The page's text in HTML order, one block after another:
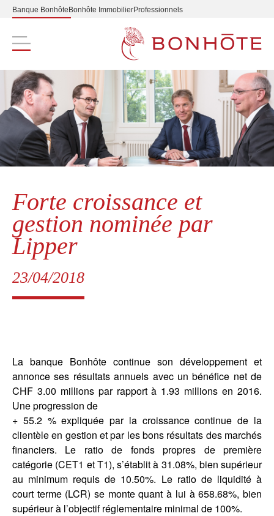
Banque Bonhôte Bonhôte ImmobilierProfessionnels
Navigation principale
Forte croissance et
gestion nominée par
Lipper
23/04/2018
La banque Bonhôte continue son développement et
annonce ses résultats annuels avec un bénéfice net de
CHF 3.00 millions par rapport à 1.93 millions en 2016.
Une progression de
+ 55.2 % expliquée par la croissance continue de la
clientèle en gestion et par les bons résultats des marchés
financiers. Le ratio de fonds propres de première
catégorie (CET1 et T1), s’établit à 31.08%, bien supérieur
au minimum requis de 10.50%. Le ratio de liquidité à
court terme (LCR) se monte quant à lui à 658.68%, bien
supérieur à l’objectif réglementaire minimal de 100%.